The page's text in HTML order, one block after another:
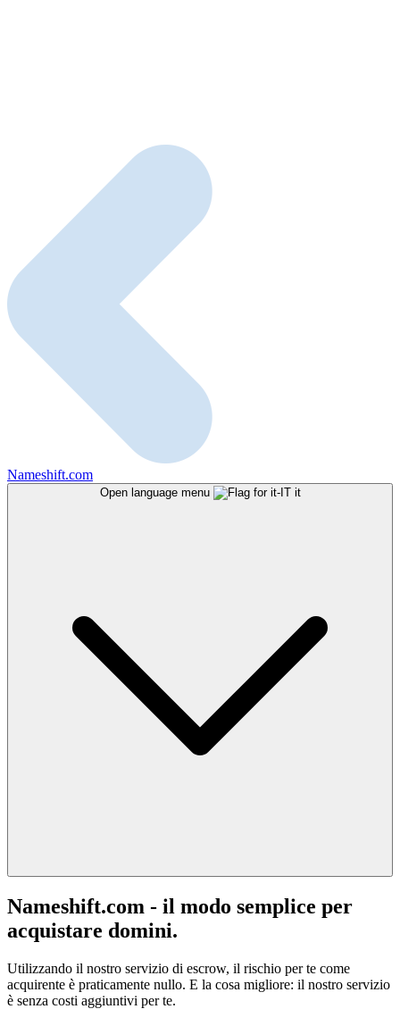
Nameshift.com
Open language menu it
Nameshift.com - il modo semplice per
acquistare domini.
Utilizzando il nostro servizio di escrow, il rischio per te come
acquirente è praticamente nullo. E la cosa migliore: il nostro servizio
è senza costi aggiuntivi per te.